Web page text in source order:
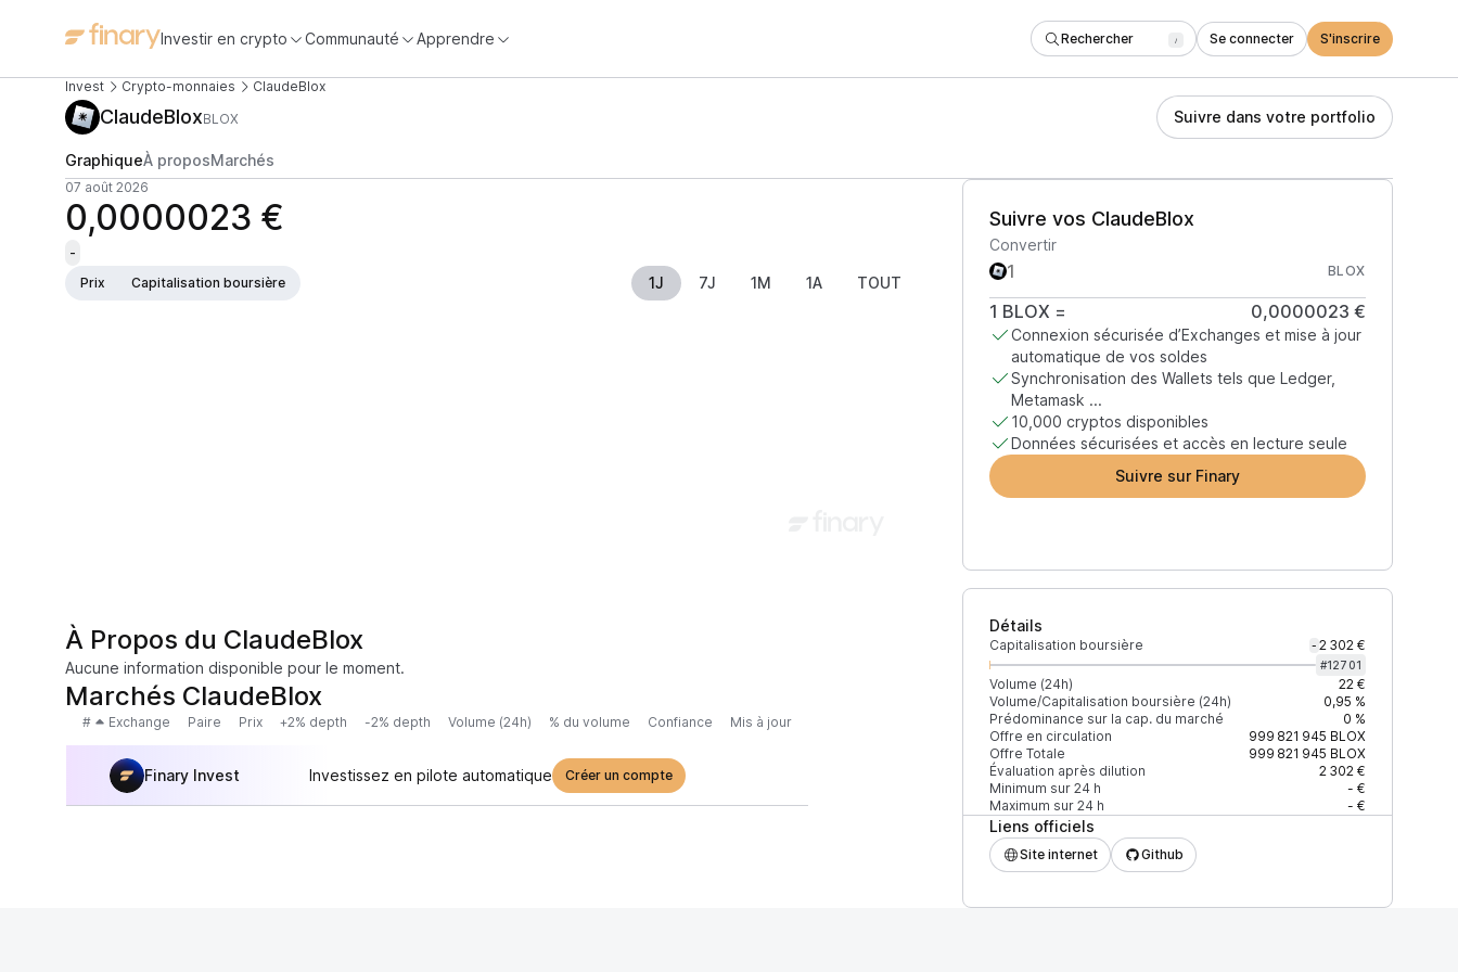
Investir en crypto Communauté Apprendre Rechercher / Se connecter S'inscrire
Invest Crypto-monnaies ClaudeBlox
ClaudeBloxBLOX Suivre dans votre portfolio
GraphiqueÀ proposMarchés
07 août 2026
0,0000023 €
-
Prix
Capitalisation boursière 1J 7J 1M 1A TOUT
Suivre vos ClaudeBlox
Convertir
BLOX
1 BLOX = 0,0000023 €
Connexion sécurisée d’Exchanges et mise à jour
automatique de vos soldes
Synchronisation des Wallets tels que Ledger,
Metamask ...
10,000 cryptos disponibles
Données sécurisées et accès en lecture seule
Suivre sur Finary
Détails
Capitalisation boursière - 2 302 €
#12701
Volume (24h)
22 €
Volume/Capitalisation boursière (24h)
0,95 %
Prédominance sur la cap. du marché
0 %
Offre en circulation
999 821 945 BLOX
Offre Totale
999 821 945 BLOX
Évaluation après dilution
2 302 €
Minimum sur 24 h
- €
Maximum sur 24 h
- €
Liens officiels
Site internet Github
À Propos du ClaudeBlox
Aucune information disponible pour le moment.
Marchés ClaudeBlox
# Exchange Paire Prix +2% depth -2% depth Volume (24h) % du volume Confiance Mis à jour
Finary Invest Investissez en pilote automatique Créer un compte